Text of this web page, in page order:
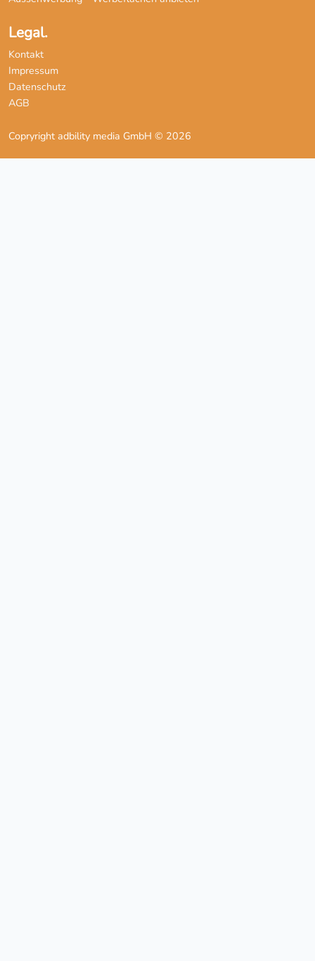
Legal.
Kontakt
Impressum
Datenschutz
AGB
Copryright adbility media GmbH © 2026